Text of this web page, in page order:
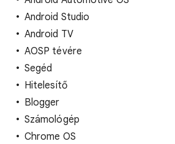
Android Studio
Android TV
AOSP tévére
Segéd
Hitelesítő
Blogger
Számológép
Chrome OS